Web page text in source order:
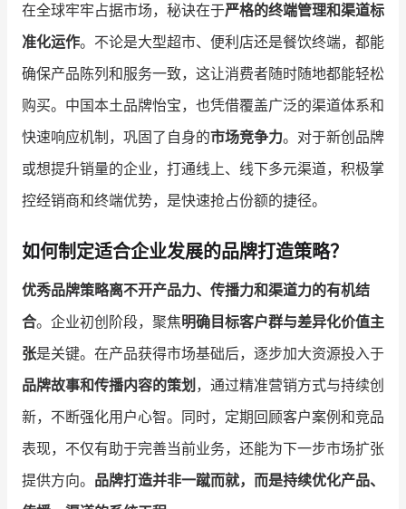
在全球牢牢占据市场，秘诀在于严格的终端管理和渠道标
准化运作。不论是大型超市、便利店还是餐饮终端，都能
确保产品陈列和服务一致，这让消费者随时随地都能轻松
购买。中国本土品牌怡宝，也凭借覆盖广泛的渠道体系和
快速响应机制，巩固了自身的市场竞争力。对于新创品牌
或想提升销量的企业，打通线上、线下多元渠道，积极掌
控经销商和终端优势，是快速抢占份额的捷径。
如何制定适合企业发展的品牌打造策略？
优秀品牌策略离不开产品力、传播力和渠道力的有机结
合。企业初创阶段，聚焦明确目标客户群与差异化价值主
张是关键。在产品获得市场基础后，逐步加大资源投入于
品牌故事和传播内容的策划 ，通过精准营销方式与持续创
新，不断强化用户心智。同时，定期回顾客户案例和竞品
表现，不仅有助于完善当前业务，还能为下一步市场扩张
提供方向。 品牌打造并非一蹴而就，而是持续优化产品、